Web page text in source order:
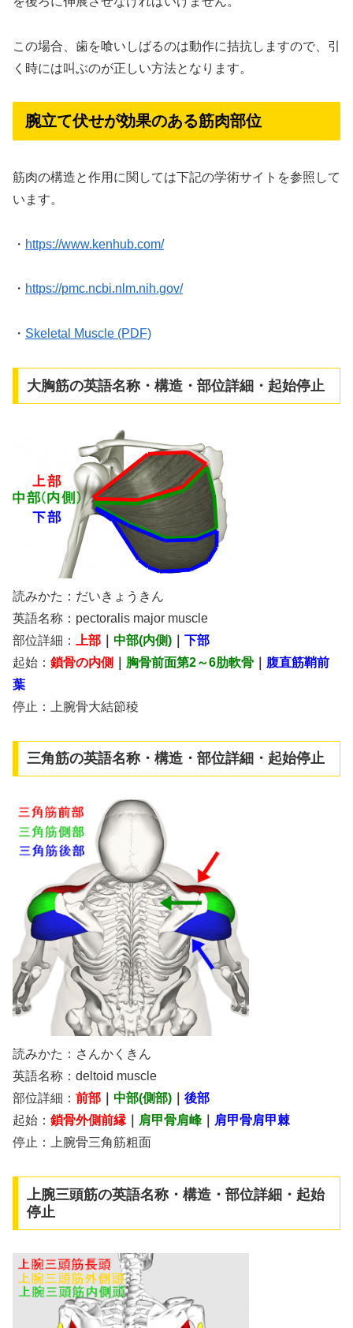
この場合、歯を喰いしばるのは動作に拮抗しますので、引
く時には叫ぶのが正しい方法となります。
腕立て伏せが効果のある筋肉部位
筋肉の構造と作用に関しては下記の学術サイトを参照して
います。
・ https://www.kenhub.com/
・ https://pmc.ncbi.nlm.nih.gov/
・ Skeletal Muscle (PDF)
大胸筋の英語名称・構造・部位詳細・起始停止
読みかた：だいきょうきん
英語名称：pectoralis major muscle
部位詳細：
上部 中部(内側)
下部
起始： 鎖骨の内側 胸骨前面第2～6肋軟骨
腹直筋鞘前
葉
停止：上腕骨大結節稜
三角筋の英語名称・構造・部位詳細・起始停止
読みかた：さんかくきん
英語名称：deltoid muscle
部位詳細： 前部 中部(側部)
後部
起始： 鎖骨外側前縁 肩甲骨肩峰｜
肩甲骨肩甲棘
停止：上腕骨三角筋粗面
上腕三頭筋の英語名称・構造・部位詳細・起始
停止